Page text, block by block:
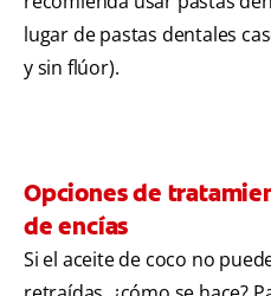
lugar de pastas dentales
y sin flúor).
Opciones de
de encías
Si el aceite de coco no